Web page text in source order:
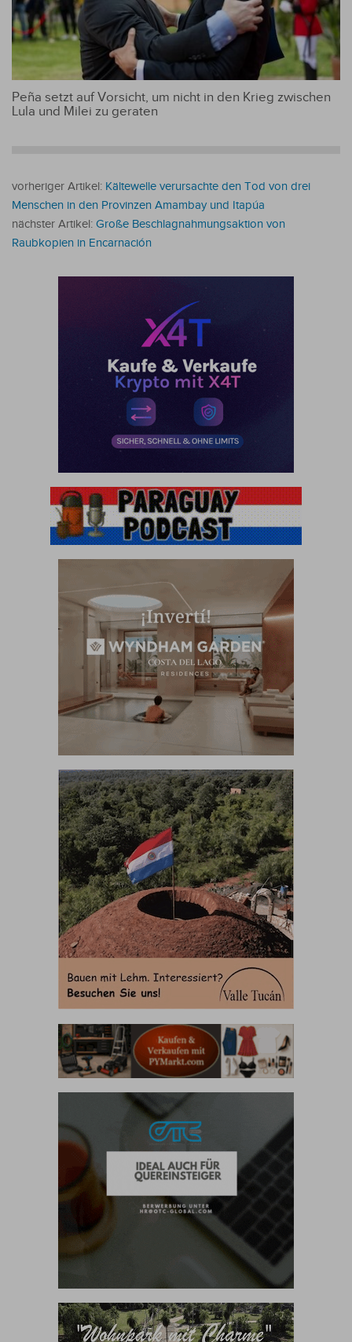
Peña setzt auf Vorsicht, um nicht in den Krieg zwischen
Lula und Milei zu geraten
vorheriger Artikel: Kältewelle verursachte den Tod von drei
Menschen in den Provinzen Amambay und Itapúa
nächster Artikel: Große Beschlagnahmungsaktion von
Raubkopien in Encarnación